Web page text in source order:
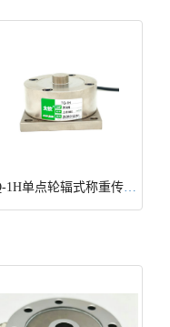
TQ-1H单点轮辐式称重传感器